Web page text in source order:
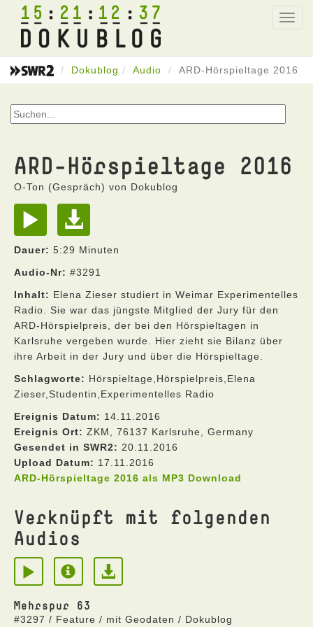
15 21 12 37
Dokublog Audio ARD-Hörspieltage 2016
ARD-Hörspieltage 2016
O-Ton (Gespräch) von Dokublog
Dauer: 5:29 Minuten
Audio-Nr: #3291
Inhalt: Elena Zieser studiert in Weimar Experimentelles
Radio. Sie war das jüngste Mitglied der Jury für den
ARD-Hörspielpreis, der bei den Hörspieltagen in
Karlsruhe vergeben wurde. Hier zieht sie Bilanz über
ihre Arbeit in der Jury und über die Hörspieltage.
Schlagworte: Hörspieltage,Hörspielpreis,Elena
Zieser,Studentin,Experimentelles Radio
Ereignis Datum: 14.11.2016
Ereignis Ort: ZKM, 76137 Karlsruhe, Germany
Gesendet in SWR2: 20.11.2016
Upload Datum: 17.11.2016
ARD-Hörspieltage 2016 als MP3 Download
Verknüpft mit folgenden
Audios
Mehrspur 63
#3297 / Feature / mit Geodaten / Dokublog